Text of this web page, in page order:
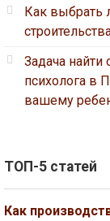
Как выбрать
Задача найти
психолога в
вашему
ТОП-5 статей
Как